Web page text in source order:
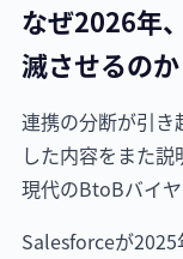
なぜ2026年
滅させるのか
連携の分断が引き
した内容をまた
現代のBtoBバイ
Salesforceが